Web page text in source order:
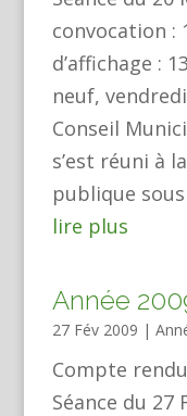
convocation :
d’affichage :
neuf,
Conseil
s’est réuni à
publique sous
lire plus
Année
27 Fév 2009 |
Compte
Séance du 27